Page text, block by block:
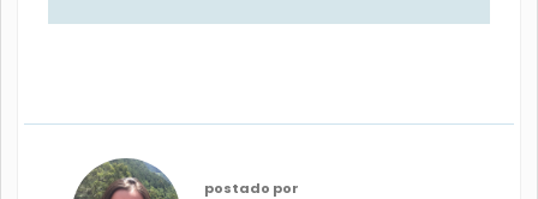
postado por